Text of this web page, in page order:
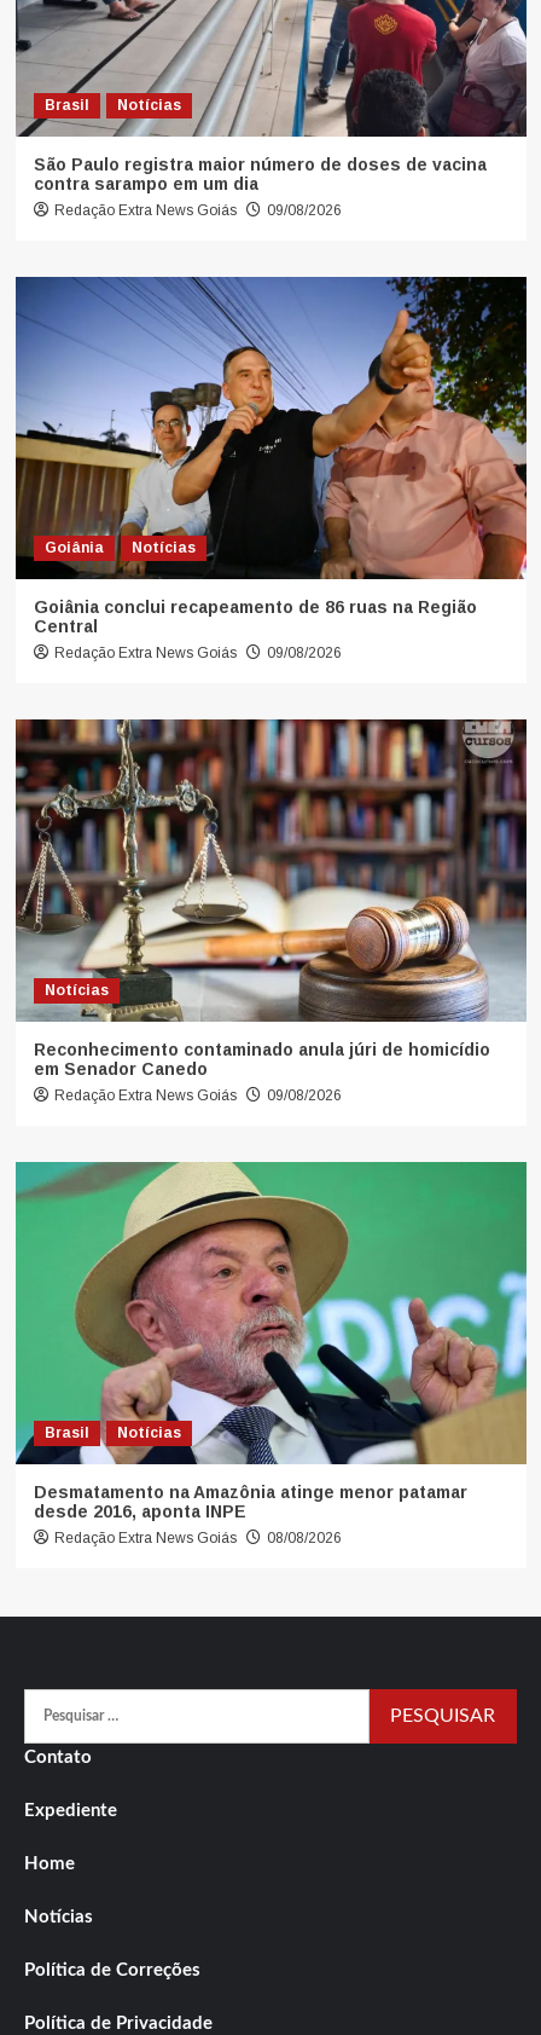
Brasil Notícias
São Paulo registra maior número de doses de vacina
contra sarampo em um dia
Redação Extra News Goiás 09/08/2026
Goiânia Notícias
Goiânia conclui recapeamento de 86 ruas na Região
Central
Redação Extra News Goiás 09/08/2026
Notícias
Reconhecimento contaminado anula júri de homicídio
em Senador Canedo
Redação Extra News Goiás 09/08/2026
Brasil Notícias
Desmatamento na Amazônia atinge menor patamar
desde 2016, aponta INPE
Redação Extra News Goiás 08/08/2026
por:
Contato
Expediente
Home
Notícias
Política de Correções
Política de Privacidade